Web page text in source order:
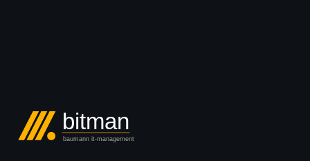
bitman
baumann it-management